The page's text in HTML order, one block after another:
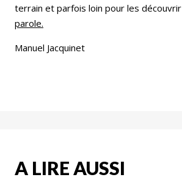
terrain et parfois loin pour les découvrir
parole.
Manuel Jacquinet
A LIRE AUSSI